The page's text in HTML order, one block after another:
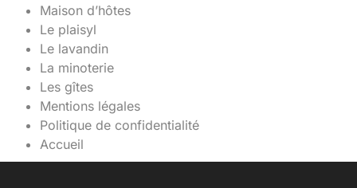
Maison d’hôtes
Le plaisyl
Le lavandin
La minoterie
Les gîtes
Mentions légales
Politique de confidentialité
Accueil